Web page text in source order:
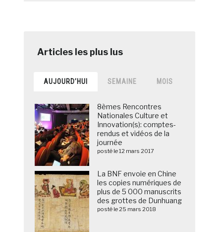
AUJOURD’HUI SEMAINE MOIS
8èmes Rencontres
Nationales Culture et
Innovation(s): comptes-
rendus et vidéos de la
journée
posté le 12 mars 2017
La BNF envoie en Chine
les copies numériques de
plus de 5 000 manuscrits
des grottes de Dunhuang
posté le 25 mars 2018